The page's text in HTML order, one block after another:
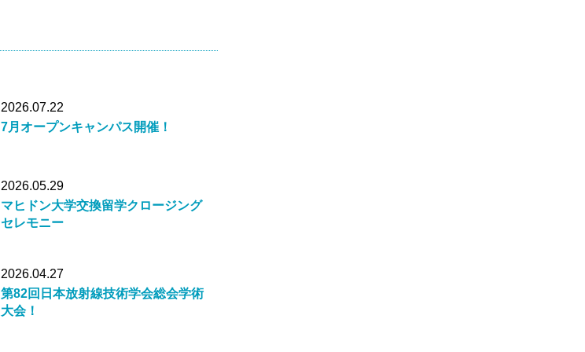
2026.07.22
7月オープンキャンパス開催！
2026.05.29
マヒドン大学交換留学クロージング
セレモニー
2026.04.27
第82回日本放射線技術学会総会学術
大会！